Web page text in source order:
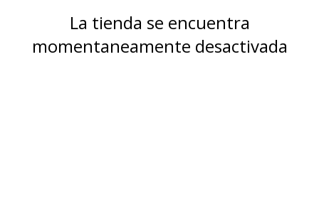
La tienda se encuentra
momentaneamente desactivada